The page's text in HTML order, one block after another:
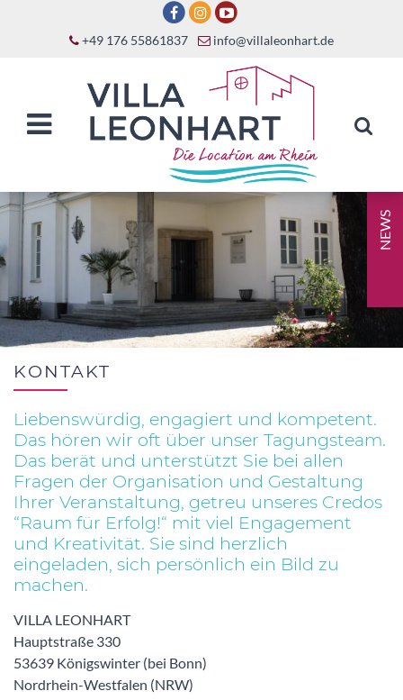
+49 176 55861837 info@villaleonhart.de
NEWS
KONTAKT
Liebenswürdig, engagiert und kompetent.
Das hören wir oft über unser Tagungsteam.
Das berät und unterstützt Sie bei allen
Fragen der Organisation und Gestaltung
Ihrer Veranstaltung, getreu unseres Credos
“Raum für Erfolg!“ mit viel Engagement
und Kreativität. Sie sind herzlich
eingeladen, sich persönlich ein Bild zu
machen.
VILLA LEONHART
Hauptstraße 330
53639 Königswinter (bei Bonn)
Nordrhein-Westfalen (NRW)